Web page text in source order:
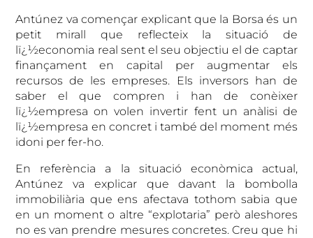
Antúnez va començar explicant que la Borsa és un
petit mirall
que reflecteix la situació de
lï¿½economia real sent el seu objectiu el de captar
finançament en capital per augmentar els
recursos de les empreses. Els inversors han de
saber el que compren i han de conèixer
lï¿½empresa on volen invertir fent un anàlisi de
lï¿½empresa en concret i també del moment més
idoni per fer-ho.
En referència a la situació econòmica actual,
Antúnez va explicar que davant la bombolla
immobiliària que ens afectava tothom sabia que
en un moment o altre “explotaria” però aleshores
no es van prendre mesures concretes. Creu que hi